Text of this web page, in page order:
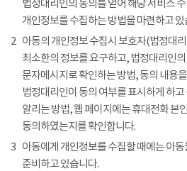
법정대리인의 동의를 얻어 해당 서비스
개인정보를 수집하는 방법을 마련하고 있
2 아동의 개인정보 수집시 보호자(법정대
최소한의 정보를 요구하고, 법정대리인
문자메시지로 확인하는 방법, 동의 내용
법정대리인이 동의 여부를 표시하게 하
알리는 방법, 웹 페이지에는 휴대전화 본
동의하였는지를 확인합니다.
3 아동에게 개인정보를 수집할 때에는 아
준비하고 있습니다.